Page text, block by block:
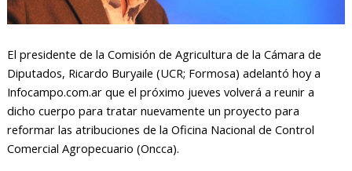
El presidente de la Comisión de Agricultura de la Cámara de
Diputados, Ricardo Buryaile (UCR; Formosa) adelantó hoy a
Infocampo.com.ar que el próximo jueves volverá a reunir a
dicho cuerpo para tratar nuevamente un proyecto para
reformar las atribuciones de la Oficina Nacional de Control
Comercial Agropecuario (Oncca).